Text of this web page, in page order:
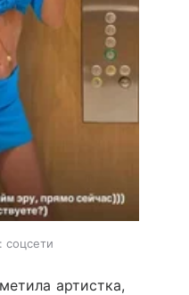
соцсети
артистка,